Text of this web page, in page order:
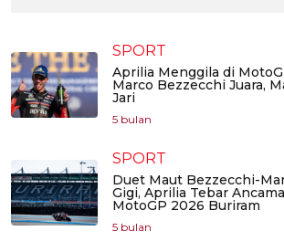
SPORT
Aprilia Menggila di
Marco Bezzecchi Juara,
Jari
5 bulan
SPORT
Duet Maut Bezzecchi-
Gigi, Aprilia Tebar
MotoGP 2026 Buriram
5 bulan